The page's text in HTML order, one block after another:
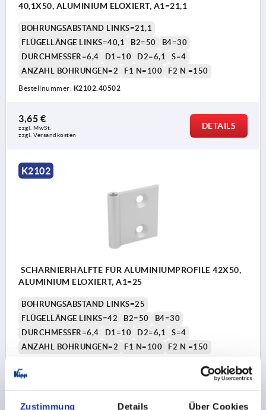
Zustimmung Details Über Cookies
40,1X50, ALUMINIUM ELOXIERT, A1=21,1
BOHRUNGSABSTAND LINKS=21,1
FLÜGELLÄNGE LINKS=40,1
B2=50
B4=30
DURCHMESSER=6,4
D1=10 D2=6,1
S=4
ANZAHL BOHRUNGEN=2
F1 N=100 F2 N =150
Bestellnummer: K2102.40502
3,65 €
zzgl. MwSt.
zzgl. Versandkosten
DETAILS
K2102
SCHARNIERHÄLFTE FÜR ALUMINIUMPROFILE 42X50,
ALUMINIUM ELOXIERT, A1=25
BOHRUNGSABSTAND LINKS=25
FLÜGELLÄNGE LINKS=42
B2=50
B4=30
DURCHMESSER=6,4
D1=10 D2=6,1
S=4
ANZAHL BOHRUNGEN=2
F1 N=100 F2 N =150
zzgl. MwSt.
DETAILS